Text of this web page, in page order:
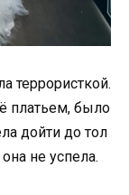
террористкой.
платьем, было
дойти до тол
она не успела.